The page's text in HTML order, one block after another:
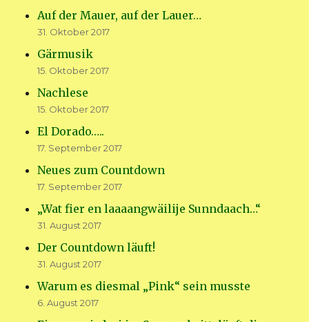
Auf der Mauer, auf der Lauer…
31. Oktober 2017
Gärmusik
15. Oktober 2017
Nachlese
15. Oktober 2017
El Dorado…..
17. September 2017
Neues zum Countdown
17. September 2017
„Wat fier en laaaangwäilije Sunndaach…“
31. August 2017
Der Countdown läuft!
31. August 2017
Warum es diesmal „Pink“ sein musste
6. August 2017